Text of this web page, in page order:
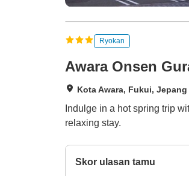
Ryokan
Awara Onsen
Kota Awara, Fukui, Jepang
Indulge in a hot spring trip
relaxing stay.
Skor ulasan tamu